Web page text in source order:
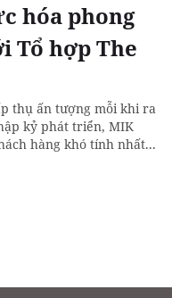
hóa phong
Tổ hợp The
thụ ấn tượng mỗi khi ra
kỷ phát triển, MIK
hàng khó tính nhất...